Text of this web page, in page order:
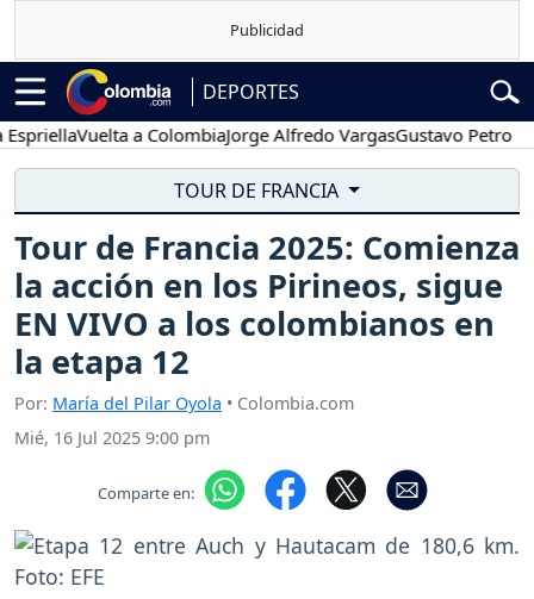
DEPORTES
Vuelta a ColombiaJorge Alfredo VargasGustavo Petro
TOUR DE FRANCIA
Tour de Francia 2025: Comienza
la acción en los Pirineos, sigue
EN VIVO a los colombianos en
la etapa 12
Por: María del Pilar Oyola • Colombia.com
Mié, 16 Jul 2025 9:00 pm
Comparte en: